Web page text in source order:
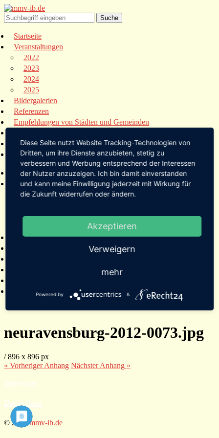
Startseite
Veranstaltungen
2022
2023
2024
2025
Bildergalerien
Referenzen
Empfehlungen von Städten und Gemeinden
Links
Kontakt
Startseite
Veranstaltungen
2022
2024
Bildergalerien
Kontakt
neuravensburg-2012-0073.jpg
/896 x 896 px
« VorherigerAnhang NächsterAnhang »
Impressum
Datenschutz
© 2026mmv-ib.de
Diese Seite nutzt Website Tracking-Technologien von
Dritten, um ihre Dienste anzubieten, stetig zu
verbessern und Werbung entsprechend der Interessen
der Nutzer anzuzeigen. Ich bin damit einverstanden
und kann meine Einwilligung jederzeit mit Wirkung für
die Zukunft widerrufen oder ändern.
Akzeptieren
Verweigern
mehr
Powered by &